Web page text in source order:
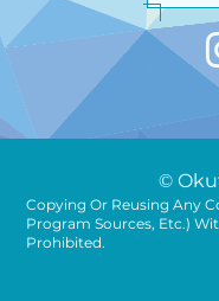
©
Copying Or Reusing Any
Program Sources, Etc.)
Prohibited.